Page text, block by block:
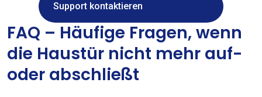
Support kontaktieren
FAQ – Häufige Fragen, wenn
die Haustür nicht mehr auf-
oder abschließt